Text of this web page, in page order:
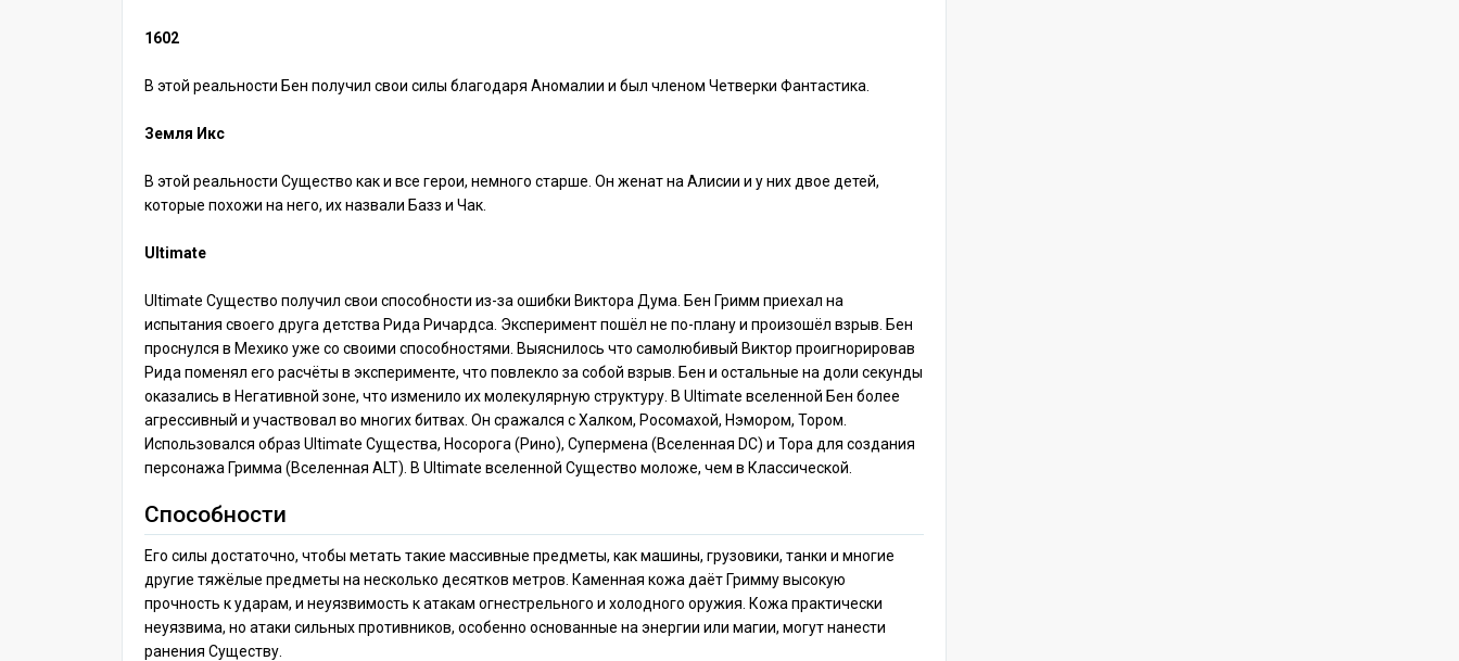
1602
В этой реальности Бен получил свои силы благодаря Аномалии и был членом Четверки Фантастика.
Земля Икс
В этой реальности Существо как и все герои, немного старше. Он женат на Алисии и у них двое детей,
которые похожи на него, их назвали Базз и Чак.
Ultimate
Ultimate Существо получил свои способности из-за ошибки Виктора Дума. Бен Гримм приехал на
испытания своего друга детства Рида Ричардса. Эксперимент пошёл не по-плану и произошёл взрыв. Бен
проснулся в Мехико уже со своими способностями. Выяснилось что самолюбивый Виктор проигнорировав
Рида поменял его расчёты в эксперименте, что повлекло за собой взрыв. Бен и остальные на доли секунды
оказались в Негативной зоне, что изменило их молекулярную структуру. В Ultimate вселенной Бен более
агрессивный и участвовал во многих битвах. Он сражался с Халком, Росомахой, Нэмором, Тором.
Использовался образ Ultimate Существа, Носорога (Рино), Супермена (Вселенная DC) и Тора для создания
персонажа Гримма (Вселенная ALT). В Ultimate вселенной Существо моложе, чем в Классической.
Способности
Его силы достаточно, чтобы метать такие массивные предметы, как машины, грузовики, танки и многие
другие тяжёлые предметы на несколько десятков метров. Каменная кожа даёт Гримму высокую
прочность к ударам, и неуязвимость к атакам огнестрельного и холодного оружия. Кожа практически
неуязвима, но атаки сильных противников, особенно основанные на энергии или магии, могут нанести
ранения Существу.